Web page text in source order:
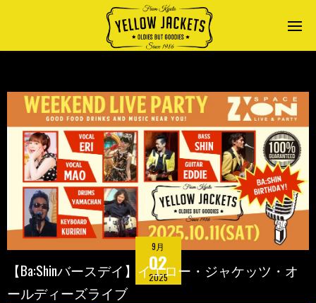
9月
02
2025
【Ba:Shinバースデイ】イエロー・ジャケッツ・オ
ールディーズライブ